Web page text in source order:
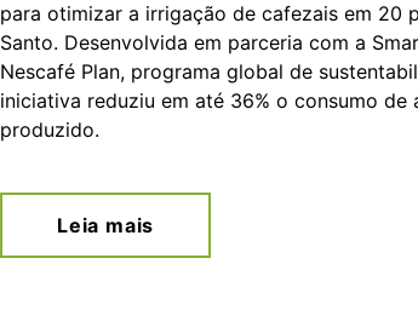
para otimizar a irrigação de cafezais em 20
Santo. Desenvolvida em parceria com a
Nescafé Plan, programa global de
iniciativa reduziu em até 36% o consumo
produzido.
Leia mais